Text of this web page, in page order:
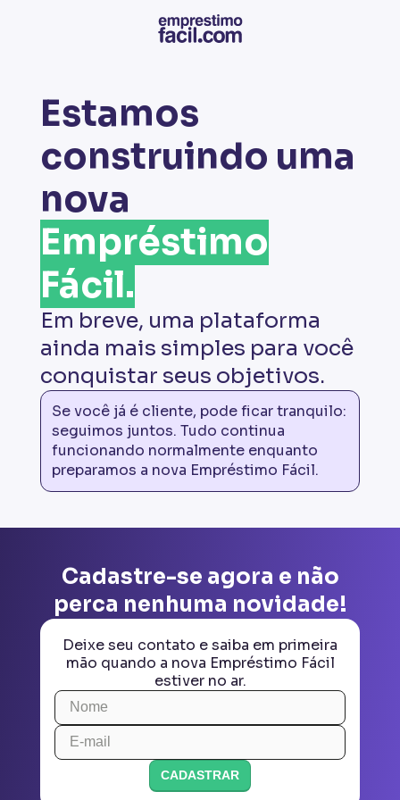
Estamos
construindo uma
nova
Empréstimo
Fácil.
Em breve, uma plataforma
ainda mais simples para você
conquistar seus objetivos.
Se você já é cliente, pode ficar tranquilo:
seguimos juntos. Tudo continua
funcionando normalmente enquanto
preparamos a nova Empréstimo Fácil.
Cadastre-se agora e não
perca nenhuma novidade!
Deixe seu contato e saiba em primeira
mão quando a nova Empréstimo Fácil
estiver no ar.
CADASTRAR